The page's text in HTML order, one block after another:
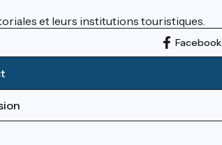
et leurs institutions touristiques.
Facebook